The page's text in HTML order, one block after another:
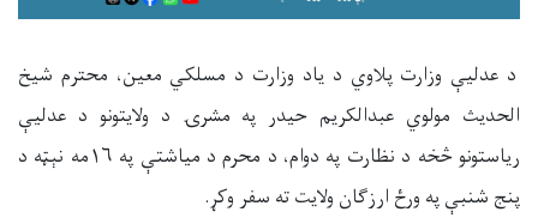
د عدلیې وزارت پلاوي د یاد وزارت د مسلکي معین، محترم شیخ
الحدیث مولوي عبدالکریم حیدر په مشرۍ د ولایتونو د عدلیې
ریاستونو څخه د نظارت په دوام، د محرم د میاشتې په ۱۶مه نېټه د
پنج شنبې په ورځ ارزګان ولایت ته سفر وکړ.